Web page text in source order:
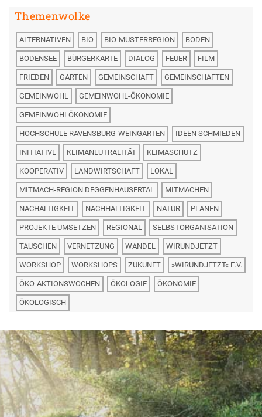
Themenwolke
ALTERNATIVEN BIO BIO-MUSTERREGION BODEN
BODENSEE BÜRGERKARTE DIALOG FEUER FILM
FRIEDEN GARTEN GEMEINSCHAFT GEMEINSCHAFTEN
GEMEINWOHL GEMEINWOHL-ÖKONOMIE
GEMEINWOHLÖKONOMIE
HOCHSCHULE RAVENSBURG-WEINGARTEN IDEEN SCHMIEDEN
INITIATIVE KLIMANEUTRALITÄT KLIMASCHUTZ
KOOPERATIV LANDWIRTSCHAFT LOKAL
MITMACH-REGION DEGGENHAUSERTAL MITMACHEN
NACHALTIGKEIT NACHHALTIGKEIT NATUR PLANEN
PROJEKTE UMSETZEN REGIONAL SELBSTORGANISATION
TAUSCHEN VERNETZUNG WANDEL WIRUNDJETZT
WORKSHOP WORKSHOPS ZUKUNFT »WIRUNDJETZT« E.V.
ÖKO-AKTIONSWOCHEN ÖKOLOGIE ÖKONOMIE
ÖKOLOGISCH